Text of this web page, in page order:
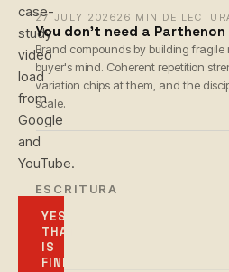
27 JULY 202626 MIN DE
You don't need a Parthenon
Brand compounds by building fragile
buyer's mind. Coherent repetition
variation chips at them, and the
scale.
← ESCRITURA
case-
study
video
load
from
Google
and
YouTube.
YES,
THAT
IS
FINE